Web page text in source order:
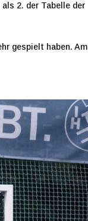
2. der Tabelle der
gespielt haben. Am